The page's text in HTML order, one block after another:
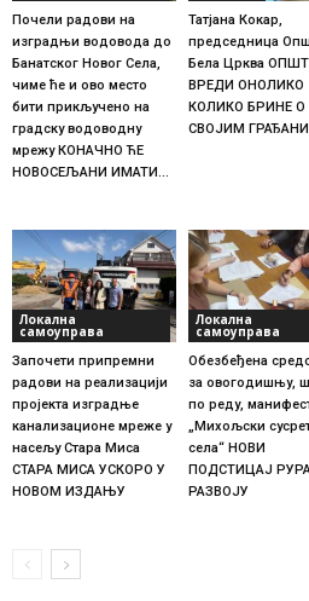
Почели радови на
изградњи водовода до
Банатског Новог Села,
чиме ће и ово место
бити прикључено на
градску водоводну
мрежу КОНАЧНО ЋЕ
НОВОСЕЉАНИ ИМАТИ...
Татјана Кокар,
председница
Бела Црква
ВРЕДИ ОНОЛИКО
КОЛИКО БРИНЕ О
СВОЈИМ
Локална
самоуправа
Започети припремни
радови на реализацији
пројекта изградње
канализационе мреже у
насељу Стара Миса
СТАРА МИСА УСКОРО У
НОВОМ ИЗДАЊУ
Локална
самоуправа
Обезбеђена
за овогодишњу,
по реду,
„Михољски
села“ НОВИ
ПОДСТИЦАЈ
РАЗВОЈУ